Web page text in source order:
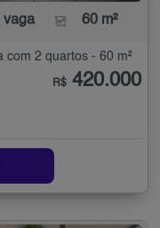
vaga 60 m²
com 2 quartos - 60 m²
R$ 420.000